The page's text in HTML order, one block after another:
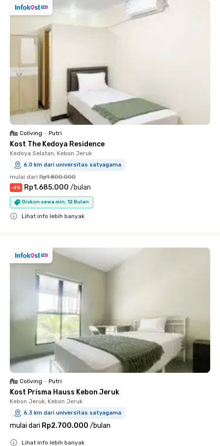
Coliving • Putri
Kost The Kedoya Residence
Kedoya Selatan, Kebon Jeruk
6.0 km dari universitas satyagama
mulai dari Rp1.800.000
-6% Rp1.685.000 /bulan
Diskon sewa min. 12 Bulan
Lihat info lebih banyak
Coliving • Putri
Kost Prisma Hauss Kebon Jeruk
Kebon Jeruk, Kebon Jeruk
6.3 km dari universitas satyagama
mulai dari Rp2.700.000 /bulan
Lihat info lebih banyak